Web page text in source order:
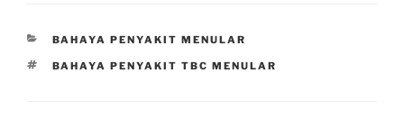
CATEGORIES
BAHAYA PENYAKIT MENULAR
TAGS
BAHAYA PENYAKIT TBC MENULAR